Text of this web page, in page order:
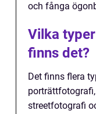
och fånga
Vilka
finns det?
Det finns flera
streetfotografi